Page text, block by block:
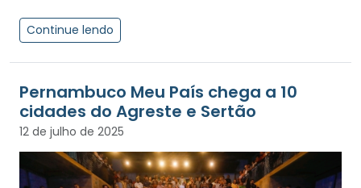
Continue lendo
Pernambuco Meu País chega a 10
cidades do Agreste e Sertão
12 de julho de 2025